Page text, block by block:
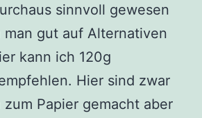
sinnvoll gewesen
man gut auf Alternativen
kann ich 120g
Hier sind zwar
Papier gemacht aber